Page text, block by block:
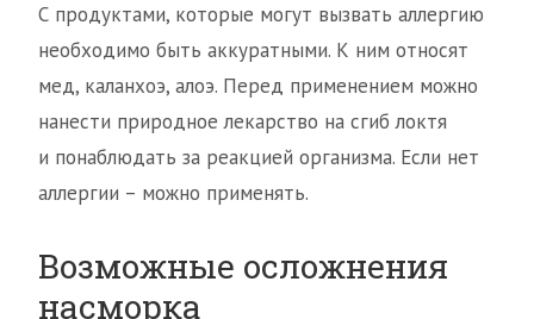
С продуктами, которые могут вызвать аллергию
необходимо быть аккуратными. К ним относят
мед, каланхоэ, алоэ. Перед применением можно
нанести природное лекарство на сгиб локтя
и понаблюдать за реакцией организма. Если нет
аллергии – можно применять.
Возможные осложнения
насморка